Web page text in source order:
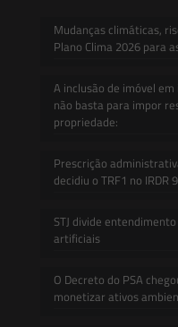
Mudanças climáticas,
Plano Clima 2026 para
A inclusão de imóvel
não basta para impor
propriedade:
Prescrição
decidiu o TRF1 no IRDR
STJ divide
artificiais
O Decreto do PSA
monetizar ativos